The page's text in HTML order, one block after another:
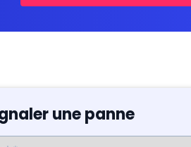
une panne